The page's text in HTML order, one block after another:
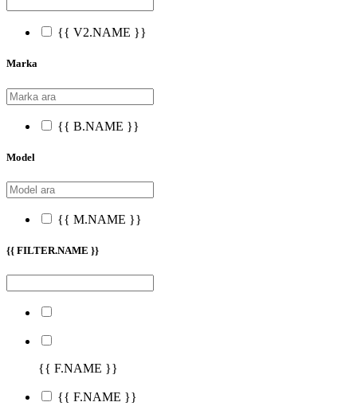
{{ V2.NAME }}
Marka
{{ B.NAME }}
Model
{{ M.NAME }}
{{ FILTER.NAME }}
{{ F.NAME }}
{{ F.NAME }}